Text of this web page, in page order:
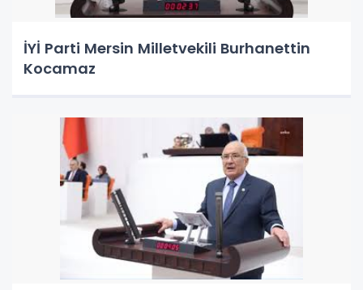
İYİ Parti Mersin Milletvekili Burhanettin
Kocamaz